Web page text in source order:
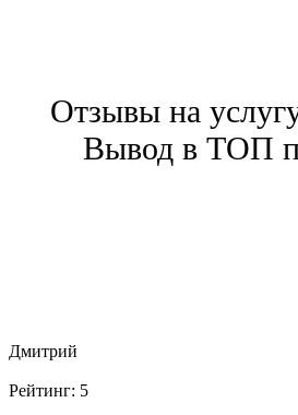
Отзывы на
Вывод в ТОП
Дмитрий
Рейтинг: 5